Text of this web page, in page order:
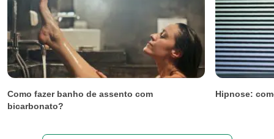
Como fazer banho de assento com
bicarbonato?
Hipnose: